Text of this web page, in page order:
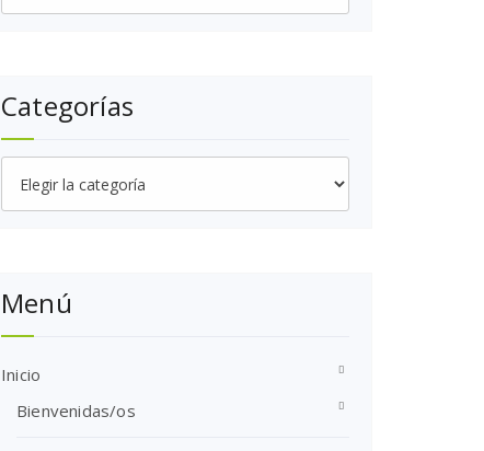
Categorías
Menú
Inicio
Bienvenidas/os